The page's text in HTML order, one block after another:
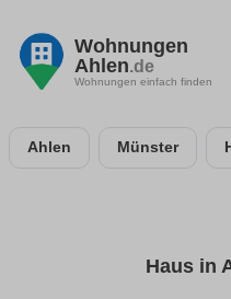
Wohnungen
Ahlen.de
Wohnungen einfach finden
Ahlen Münster
Haus in